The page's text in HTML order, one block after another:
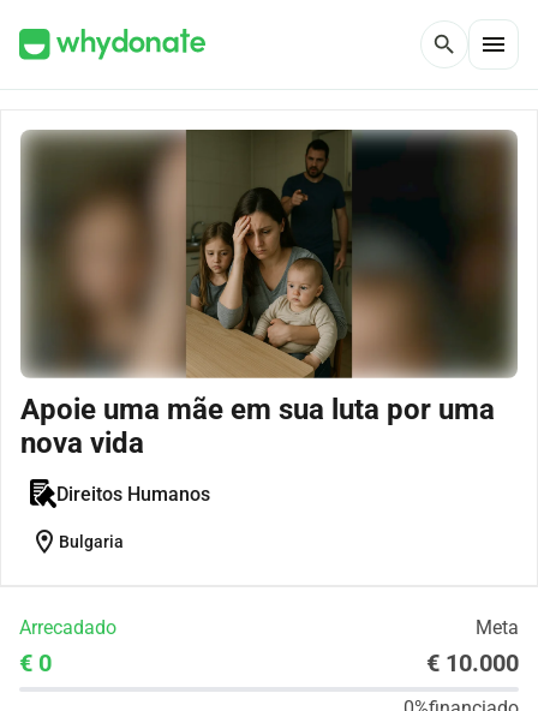
search menu
Apoie uma mãe em sua luta por uma
nova vida
Direitos Humanos
location_on Bulgaria
Arrecadado Meta
€ 0 € 10.000